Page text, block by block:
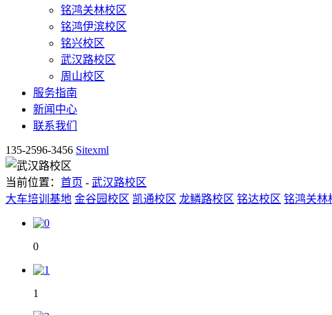
铭鸿关林校区
铭鸿伊滨校区
铭兴校区
武汉路校区
周山校区
服务指南
新闻中心
联系我们
135-2596-3456 Sitexml
当前位置： 首页 - 武汉路校区
大车培训基地 金谷园校区 凯通校区 龙鳞路校区 铭达校区 铭鸿关林
0
1